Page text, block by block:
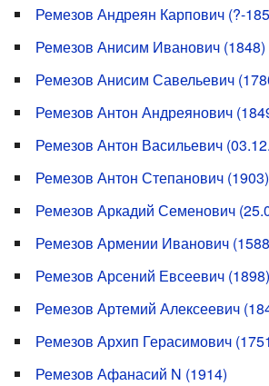
Ремезов Андреян Карпович (?-
Ремезов Анисим Иванович (1848)
Ремезов Анисим Савельевич
Ремезов Антон Андреянович
Ремезов Антон Васильевич
Ремезов Антон Степанович (1903)
Ремезов Аркадий Семенович
Ремезов Армении Иванович
Ремезов Арсений Евсеевич (1898)
Ремезов Артемий Алексеевич
Ремезов Архип Герасимович
Ремезов Афанасий N (1914)